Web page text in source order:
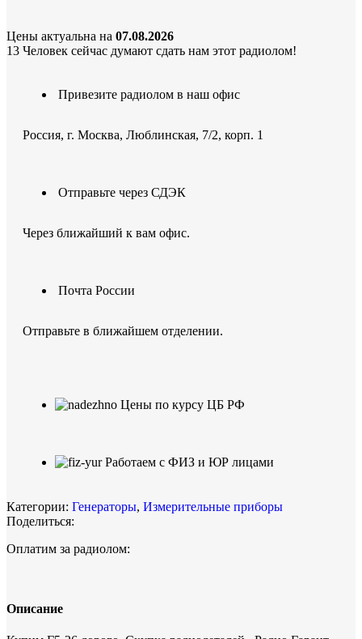
Цены актуальна на 07.08.2026
13 Человек сейчас думают сдать нам этот радиолом!
Привезите радиолом в наш офис
Россия, г. Москва, Люблинская, 7/2, корп. 1
Отправьте через СДЭК
Через ближайший к вам офис.
Почта России
Отправьте в ближайшем отделении.
Цены по курсу ЦБ РФ
Работаем с ФИЗ и ЮР лицами
Категории: Генераторы, Измерительные приборы
Поделиться:
Оплатим за радиолом:
Описание